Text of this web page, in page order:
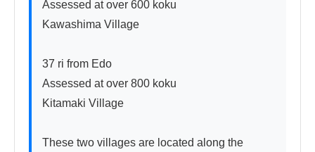
Assessed at over 600 koku
Kawashima Village
37 ri from Edo
Assessed at over 800 koku
Kitamaki Village
These two villages are located along the